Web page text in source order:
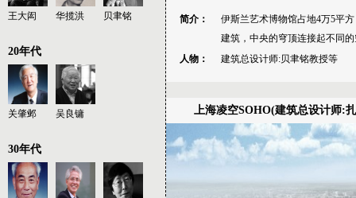
王大闳 华揽洪 贝聿铭
20年代
关肇邺 吴良镛
30年代
简介：
伊斯兰艺术博物馆占地4万5平
建筑，中央的穹顶连接起不同
人物：
建筑总设计师:贝聿铭教授等
上海凌空SOHO(建筑总设计师: